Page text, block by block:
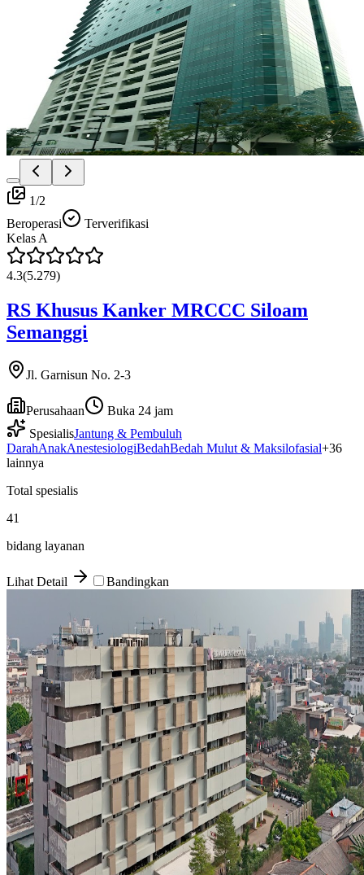
1/2
Beroperasi
Terverifikasi
Kelas A
4.3(5.279)
RS Khusus Kanker MRCCC Siloam
Semanggi
Jl. Garnisun No. 2-3
Perusahaan
Buka 24 jam
SpesialisJantung & Pembuluh
DarahAnakAnestesiologiBedahBedah Mulut & Maksilofasial+36
lainnya
Total spesialis
41
bidang layanan
Lihat Detail Bandingkan